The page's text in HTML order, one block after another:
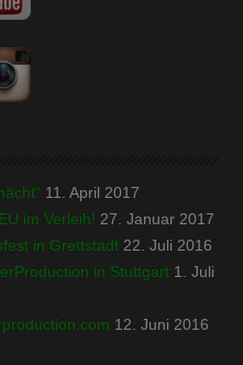
11. April 2017
im Verleih! 27. Januar 2017
in Grettstadt 22. Juli 2016
in Stuttgart 1. Juli
12. Juni 2016